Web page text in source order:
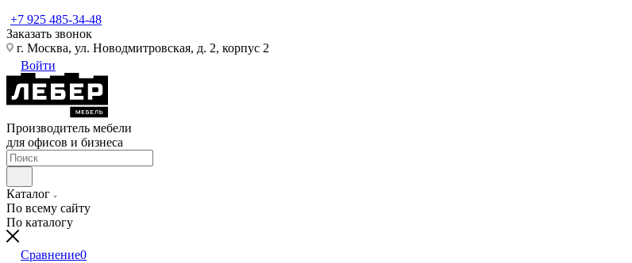
+7 925 485-34-48
Заказать звонок
г. Москва, ул. Новодмитровская, д. 2, корпус 2
Войти
Производитель мебели
для офисов и бизнеса
Каталог
По всему сайту
По каталогу
Сравнение0